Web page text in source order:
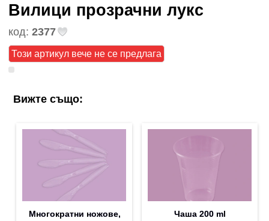
Вилици прозрачни лукс
код: 2377
Този артикул вече не се предлага
Вижте също:
Многократни ножове,
Чаша 200 ml